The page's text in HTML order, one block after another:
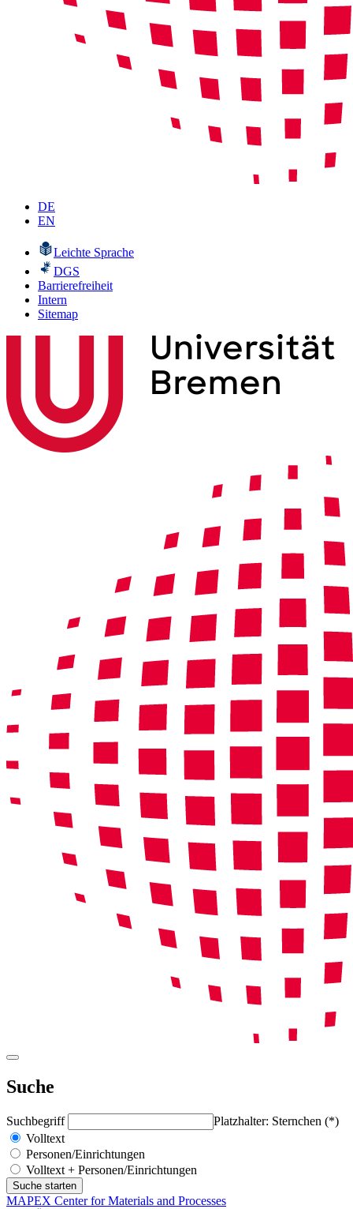
DE
EN
Leichte Sprache
DGS
Barrierefreiheit
Intern
Sitemap
Suche
Suchbegriff
Platzhalter: Sternchen (*)
Volltext
Personen/Einrichtungen
Volltext + Personen/Einrichtungen
MAPEX Center for Materials and Processes